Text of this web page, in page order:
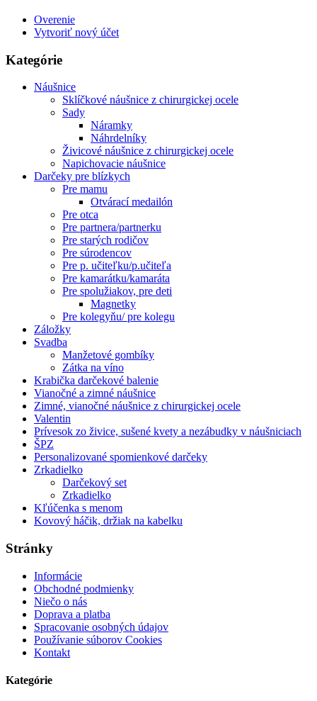
Overenie
Vytvoriť nový účet
Kategórie
Náušnice
Sklíčkové náušnice z chirurgickej ocele
Sady
Náramky
Náhrdelníky
Živicové náušnice z chirurgickej ocele
Napichovacie náušnice
Darčeky pre blízkych
Pre mamu
Otvárací medailón
Pre otca
Pre partnera/partnerku
Pre starých rodičov
Pre súrodencov
Pre p. učiteľku/p.učiteľa
Pre kamarátku/kamaráta
Pre spolužiakov, pre deti
Magnetky
Pre kolegyňu/ pre kolegu
Záložky
Svadba
Manžetové gombíky
Zátka na víno
Krabička darčekové balenie
Vianočné a zimné náušnice
Zimné, vianočné náušnice z chirurgickej ocele
Valentin
Prívesok zo živice, sušené kvety a nezábudky v náušniciach
ŠPZ
Personalizované spomienkové darčeky
Zrkadielko
Darčekový set
Zrkadielko
Kľúčenka s menom
Kovový háčik, držiak na kabelku
Stránky
Informácie
Obchodné podmienky
Niečo o nás
Doprava a platba
Spracovanie osobných údajov
Používanie súborov Cookies
Kontakt
Kategórie